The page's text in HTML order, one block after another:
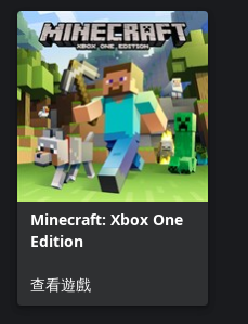
Minecraft: Xbox One
Edition
查看遊戲